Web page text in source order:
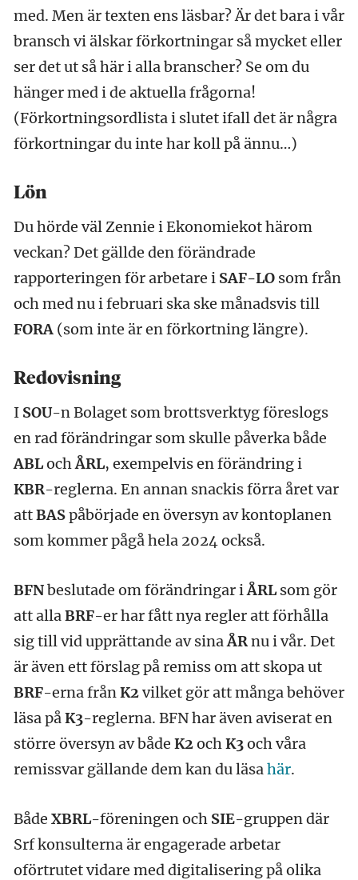
med. Men är texten ens läsbar? Är det bara i vår
bransch vi älskar förkortningar så mycket eller
ser det ut så här i alla branscher? Se om du
hänger med i de aktuella frågorna!
(Förkortningsordlista i slutet ifall det är några
förkortningar du inte har koll på ännu…)
Lön
Du hörde väl Zennie i Ekonomiekot härom
veckan? Det gällde den förändrade
rapporteringen för arbetare i SAF-LO som från
och med nu i februari ska ske månadsvis till
FORA (som inte är en förkortning längre).
Redovisning
I SOU-n Bolaget som brottsverktyg föreslogs
en rad förändringar som skulle påverka både
ABLochÅRL, exempelvis en förändring i
KBR-reglerna. En annan snackis förra året var
attBASpåbörjade en översyn av kontoplanen
som kommer pågå hela 2024 också.
BFNbeslutade om förändringar iÅRL som gör
att allaBRF-er har fått nya regler att förhålla
sig till vid upprättande av sinaÅRnu i vår. Det
är även ett förslag på remiss om att skopa ut
BRF-erna frånK2vilket gör att många behöver
läsa påK3-reglerna. BFN har även aviserat en
större översyn av både K2ochK3och våra
remissvar gällande dem kan du läsahär.
Både XBRL-föreningen och SIE-gruppen där
Srf konsulterna är engagerade arbetar
oförtrutet vidare med digitalisering på olika